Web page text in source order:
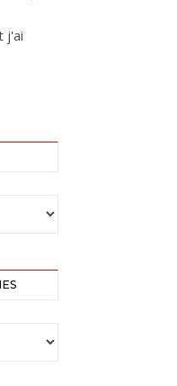
j'ai